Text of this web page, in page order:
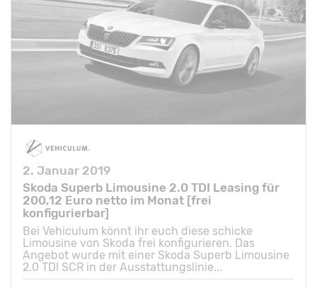
2. Januar 2019
Skoda Superb Limousine 2.0 TDI Leasing für
200,12 Euro netto im Monat [frei
konfigurierbar]
Bei Vehiculum könnt ihr euch diese schicke
Limousine von Skoda frei konfigurieren. Das
Angebot wurde mit einer Skoda Superb Limousine
2.0 TDI SCR in der Ausstattungslinie...